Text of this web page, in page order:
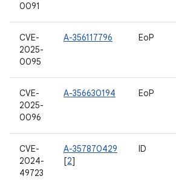
0091
CVE-
2025-
0095
A-356117796 EoP
CVE-
2025-
0096
A-356630194 EoP
CVE-
2024-
49723
A-357870429
[2]
ID